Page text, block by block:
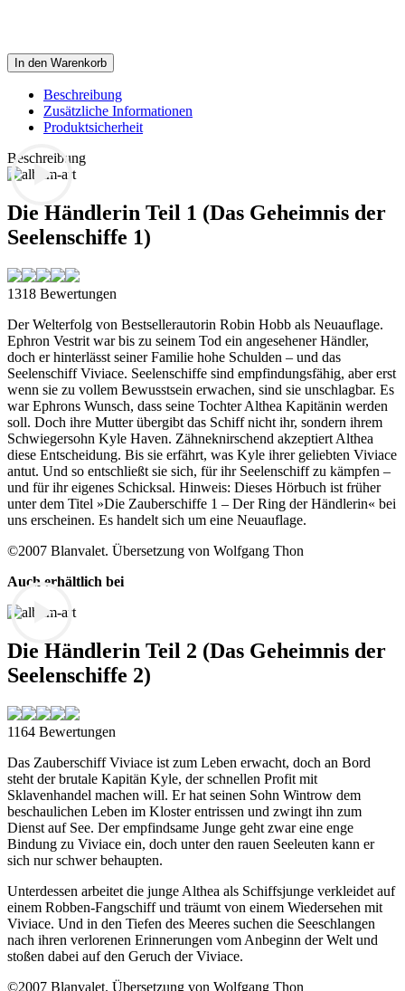
In den Warenkorb
Beschreibung
Zusätzliche Informationen
Produktsicherheit
Beschreibung
Die Händlerin Teil 1 (Das Geheimnis der
Seelenschiffe 1)
1318 Bewertungen
Der Welterfolg von Bestsellerautorin Robin Hobb als Neuauflage.
Ephron Vestrit war bis zu seinem Tod ein angesehener Händler,
doch er hinterlässt seiner Familie hohe Schulden – und das
Seelenschiff Viviace. Seelenschiffe sind empfindungsfähig, aber erst
wenn sie zu vollem Bewusstsein erwachen, sind sie unschlagbar. Es
war Ephrons Wunsch, dass seine Tochter Althea Kapitänin werden
soll. Doch ihre Mutter übergibt das Schiff nicht ihr, sondern ihrem
Schwiegersohn Kyle Haven. Zähneknirschend akzeptiert Althea
diese Entscheidung. Bis sie erfährt, was Kyle ihrer geliebten Viviace
antut. Und so entschließt sie sich, für ihr Seelenschiff zu kämpfen –
und für ihr eigenes Schicksal. Hinweis: Dieses Hörbuch ist früher
unter dem Titel »Die Zauberschiffe 1 – Der Ring der Händlerin« bei
uns erscheinen. Es handelt sich um eine Neuauflage.
©2007 Blanvalet. Übersetzung von Wolfgang Thon
Auch erhältlich bei
Die Händlerin Teil 2 (Das Geheimnis der
Seelenschiffe 2)
1164 Bewertungen
Das Zauberschiff Viviace ist zum Leben erwacht, doch an Bord
steht der brutale Kapitän Kyle, der schnellen Profit mit
Sklavenhandel machen will. Er hat seinen Sohn Wintrow dem
beschaulichen Leben im Kloster entrissen und zwingt ihn zum
Dienst auf See. Der empfindsame Junge geht zwar eine enge
Bindung zu Viviace ein, doch unter den rauen Seeleuten kann er
sich nur schwer behaupten.
Unterdessen arbeitet die junge Althea als Schiffsjunge verkleidet auf
einem Robben-Fangschiff und träumt von einem Wiedersehen mit
Viviace. Und in den Tiefen des Meeres suchen die Seeschlangen
nach ihren verlorenen Erinnerungen vom Anbeginn der Welt und
stoßen dabei auf den Geruch der Viviace.
©2007 Blanvalet. Übersetzung von Wolfgang Thon